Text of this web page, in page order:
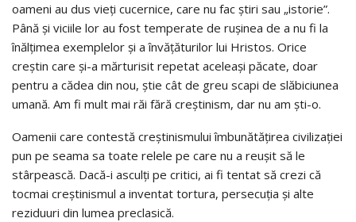
oameni au dus vieți cucernice, care nu fac știri sau „istorie”.
Până și viciile lor au fost temperate de rușinea de a nu fi la
înălțimea exemplelor și a învățăturilor lui Hristos. Orice
creștin care și-a mărturisit repetat aceleași păcate, doar
pentru a cădea din nou, știe cât de greu scapi de slăbiciunea
umană. Am fi mult mai răi fără creștinism, dar nu am ști-o.
Oamenii care contestă creștinismului îmbunătățirea civilizației
pun pe seama sa toate relele pe care nu a reușit să le
stârpească. Dacă-i asculți pe critici, ai fi tentat să crezi că
tocmai creștinismul a inventat tortura, persecuția și alte
reziduuri din lumea preclasică.